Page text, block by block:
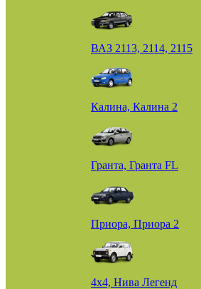
ВАЗ 2113, 2114, 2115
Калина, Калина 2
Гранта, Гранта FL
Приора, Приора 2
4х4, Нива Легенд